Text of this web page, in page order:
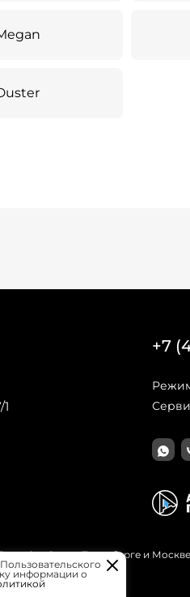
+7
в Санкт-Петербурге и Москве
информации о